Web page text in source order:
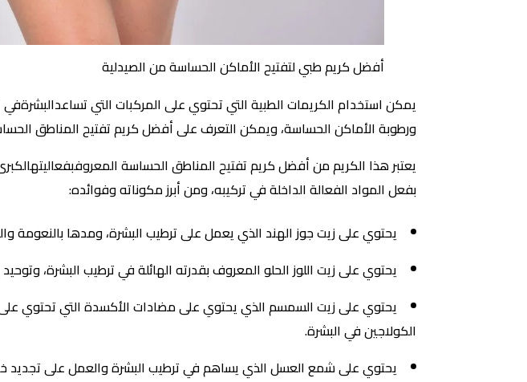
أفضل كريم طبي لتفتيح الأماكن الحساسة من الصيدلية
يمكن استخدام الكريمات الطبية التي تحتوي على المركبات التي
ورطوبة الأماكن الحساسة، ويمكن التعرف على أفضل كريم تفتيح المناطق
يعتبر هذا الكريم من أفضل كريم تفتيح المناطق الحساسة
بفعل المواد الفعالة الداخلة في تركيبه، ومن أبرز مكوناته وفوائده:
يحتوي على زيت جوز الهند الذي يعمل على ترطيب البشرة، ومدها بالنعومة
يحتوي على زيت اللوز الحلو المعروف بقدرته الهائلة في ترطيب البشرة، وتوحيد
يحتوي على زيت السمسم الذي يحتوي على مضادات الأكسدة التي تحتوي على
الكولاجين في البشرة.
يحتوي على شمع العسل الذي يساهم في ترطيب البشرة والعمل على تجديد